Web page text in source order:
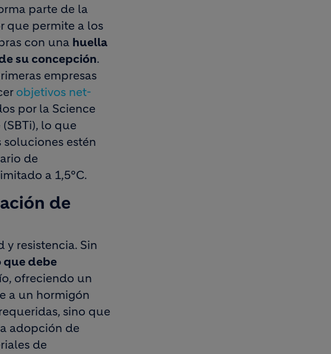
parte de la
que permite a los
con una huella
su concepción.
empresas
objetivos net-
por la Science
lo que
estén
de
a 1,5°C.
de
y resistencia. Sin
que debe
ofreciendo un
a un hormigón
sino que
adopción de
de